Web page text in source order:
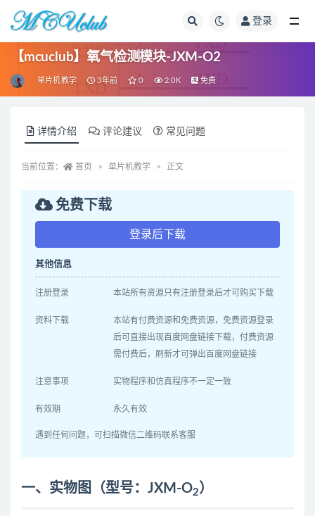
登录
【mcuclub】氧气检测模块-JXM-O2
单片机教学 3年前 0 2.0K 免费
详情介绍 评论建议 常见问题
当前位置： 首页 单片机教学 正文
免费下载
登录后下载
其他信息
注册登录 本站所有资源只有注册登录后才可购买下载
资料下载
本站有付费资源和免费资源，免费资源登录
后可直接出现百度网盘链接下载，付费资源
需付费后，刷新才可弹出百度网盘链接
注意事项 实物程序和仿真程序不一定一致
有效期 永久有效
遇到任何问题，可扫描微信二维码联系客服
一、实物图（型号：JXM-O2）